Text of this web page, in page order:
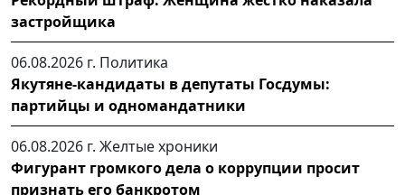
застройщика
06.08.2026 г. Политика
Якутяне-кандидаты в депутаты Госдумы:
партийцы и одномандатники
06.08.2026 г. Желтые хроники
Фигурант громкого дела о коррупции просит
признать его банкротом